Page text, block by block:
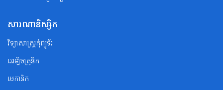
សារណានិស្សិត
វិទ្យាសាស្ត្រកុំព្យូទ័រ
អេឡិចត្រូនិក
មេកានិក